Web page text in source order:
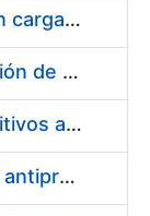
Pliego condiciones optimización cargas compras firmado
Acuerdo marco para la fabricación de piezas
Suministro de Protectores Auditivos a medida para las personas trabajadoras de los Centros de Trabajo de Madrid y Burgos
Suministro de gafas graduadas antiproyecciones para los trabajadores de la FNMT-RCM en los centros de trabajo de Madrid y Burgos